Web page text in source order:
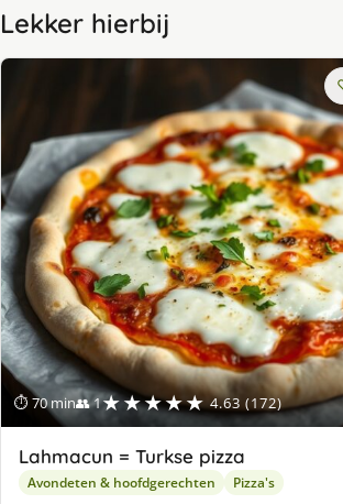
Lekker hierbij
⏱ 70 min👥 1★★★★★ 4.63 (172)
Lahmacun = Turkse pizza
Avondeten & hoofdgerechten Pizza's